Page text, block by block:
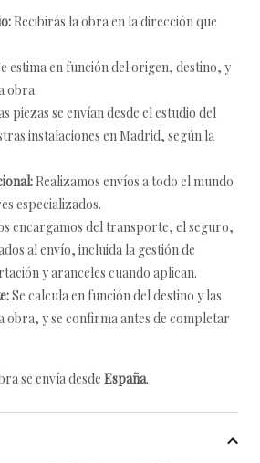
Recibirás la obra en la dirección que
estima en función del origen, destino, y
obra.
piezas se envían desde el estudio del
instalaciones en Madrid, según la
Realizamos envíos a todo el mundo
especializados.
encargamos del transporte, el seguro,
al envío, incluida la gestión de
y aranceles cuando aplican.
Se calcula en función del destino y las
obra, y se confirma antes de completar
se envía desde España.